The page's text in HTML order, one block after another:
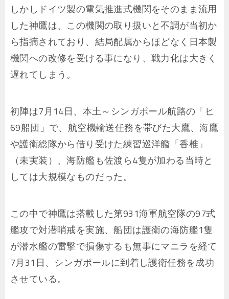
しかしドイツ製の電気推進式機関をそのまま流用
した神鷹は、この機関の取り扱いと不調が当初か
ら指摘されており、結局配属からほどなく日本製
機関への改修を受ける事になり、戦力化は大きく
遅れてしまう。
初陣は7月14日、本土～シンガポール航路の「ヒ
69船団」で、航空機輸送任務を帯びた大鷹、海鷹
や護衛総隊から借り受けた練習巡洋艦「香椎」
（未実装）、海防艦も佐渡ら4隻が加わる当時と
しては大規模なものだった。
この中で神鷹は搭載した第931海軍航空隊の97式
艦攻で対潜哨戒を実施、船団は護衛の海防艦1隻
が潜水艦の雷撃で損傷するも無事にマニラを経て
7月31日、シンガポールに到着し護衛任務を成功
させている。